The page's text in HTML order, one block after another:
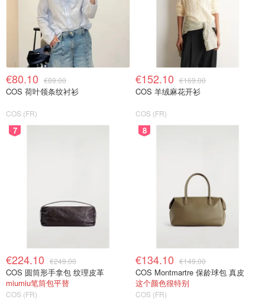
€80.10 €89.00
COS 荷叶领条纹衬衫
COS (FR)
€152.10 €169.00
COS 羊绒麻花开衫
COS (FR)
7
€224.10 €249.00
COS 圆筒形手拿包 纹理皮革
miumiu笔筒包平替
COS (FR)
8
€134.10 €149.00
COS Montmartre 保龄球包 真皮
这个颜色很特别
COS (FR)